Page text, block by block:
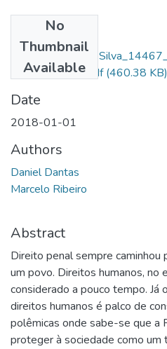
No
Thumbnail
Available
Daniel Dantas Da
- depósito final.pdf(460.38 KB)
Date
2018-01-01
Authors
Daniel Dantas
Marcelo Ribeiro
Abstract
Direito penal sempre caminhou
um povo. Direitos humanos, no
considerado a pouco tempo. Já
direitos humanos é palco de
polêmicas onde sabe-se que a
proteger à sociedade como um